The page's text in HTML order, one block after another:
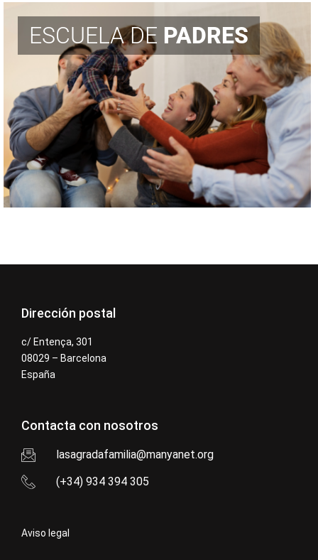
ESCUELA DE PADRES
Dirección postal
c/ Entença, 301
08029 – Barcelona
España
Contacta con nosotros
lasagradafamilia@manyanet.org
(+34) 934 394 305
Aviso legal